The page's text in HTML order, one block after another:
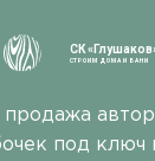
СК
СТРОИМ ДОМА И БАНИ
продажа
под ключ